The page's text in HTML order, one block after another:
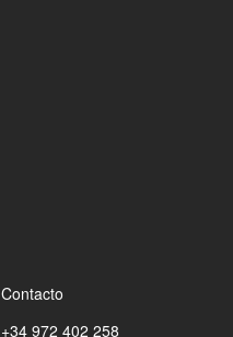
Contacto
+34 972 402 258